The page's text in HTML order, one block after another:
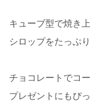
キューブ型で焼き上
シロップをたっぷ
チョコレートでコ
プレゼントにもぴ